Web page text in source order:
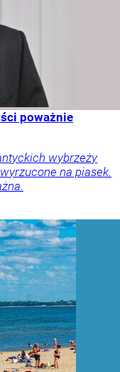
poważnie
wybrzeży
na piasek.